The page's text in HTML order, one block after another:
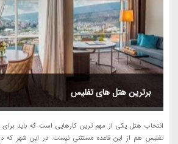
برترین هتل های تفلیس
انتخاب هتل یکی از مهم ترین کارهایی است که باید
تفلیس هم از این قاعده مستثنی نیست. در این شهر که